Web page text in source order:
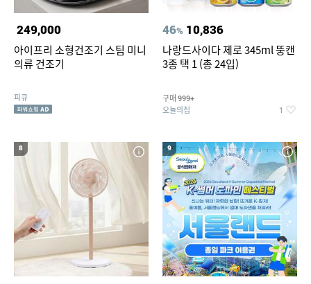
249,000
아이프리 소형건조기 스팀 미니
의류 건조기
피큐
46% 10,836
나랑드사이다 제로 345ml 뚱캔
3종 택 1 (총 24입)
구매 999+
오늘의집 1
8 9